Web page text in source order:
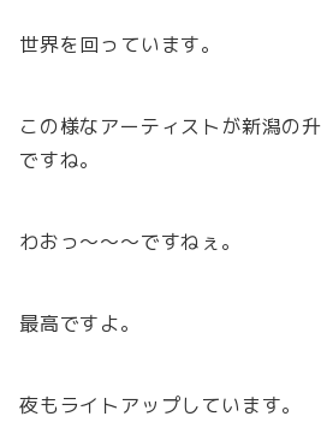
世界を回っています。
この様なアーティストが新潟の
ですね。
わおっ～～～ですねぇ。
最高ですよ。
夜もライトアップしています。